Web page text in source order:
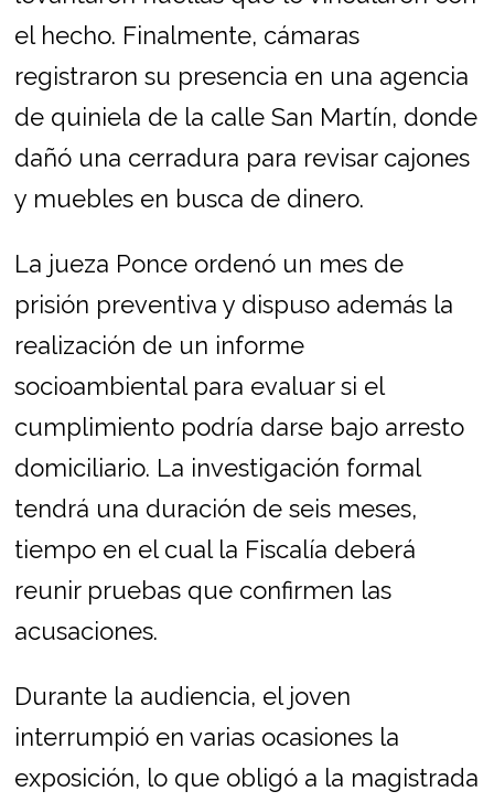
el hecho. Finalmente, cámaras
registraron su presencia en una agencia
de quiniela de la calle San Martín, donde
dañó una cerradura para revisar cajones
y muebles en busca de dinero.
La jueza Ponce ordenó un mes de
prisión preventiva y dispuso además la
realización de un informe
socioambiental para evaluar si el
cumplimiento podría darse bajo arresto
domiciliario. La investigación formal
tendrá una duración de seis meses,
tiempo en el cual la Fiscalía deberá
reunir pruebas que confirmen las
acusaciones.
Durante la audiencia, el joven
interrumpió en varias ocasiones la
exposición, lo que obligó a la magistrada